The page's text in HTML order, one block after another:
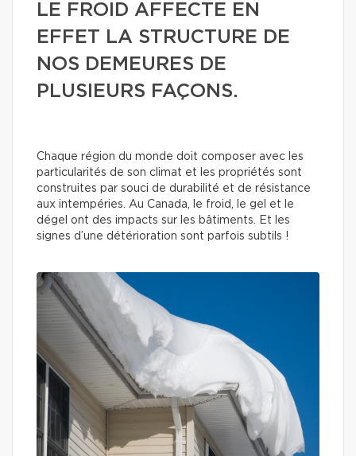
LE FROID AFFECTE EN
EFFET LA STRUCTURE DE
NOS DEMEURES DE
PLUSIEURS FAÇONS.
Chaque région du monde doit composer avec les
particularités de son climat et les propriétés sont
construites par souci de durabilité et de résistance
aux intempéries. Au Canada, le froid, le gel et le
dégel ont des impacts sur les bâtiments. Et les
signes d’une détérioration sont parfois subtils !